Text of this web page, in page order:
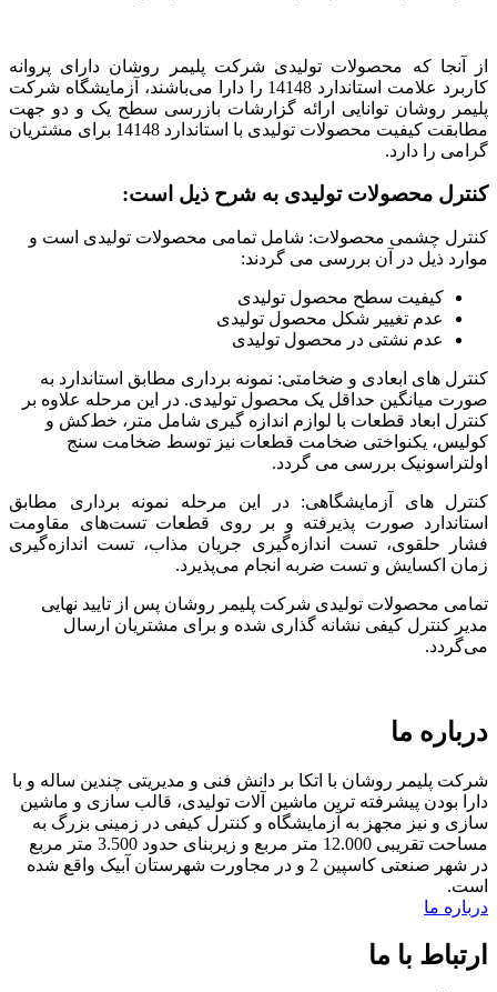
از آنجا که محصولات تولیدی شرکت پلیمر روشان دارای پروانه
کاربرد علامت استاندارد 14148 را دارا می‌باشند، آزمایشگاه شرکت
پلیمر روشان توانایی ارائه گزارشات بازرسی سطح یک و دو جهت
مطابقت کیفیت محصولات تولیدی با استاندارد 14148 برای مشتریان
گرامی را دارد.
کنترل محصولات تولیدی به شرح ذیل است:
کنترل چشمی محصولات: شامل تمامی محصولات تولیدی است و
موارد ذیل در آن بررسی می گردند:
کیفیت سطح محصول تولیدی
عدم تغییر شکل محصول تولیدی
عدم نشتی در محصول تولیدی
کنترل های ابعادی و ضخامتی: نمونه برداری مطابق استاندارد به
صورت میانگین حداقل یک محصول تولیدی. در این مرحله علاوه بر
کنترل ابعاد قطعات با لوازم اندازه گیری شامل متر، خط‌کش و
کولیس، یکنواختی ضخامت قطعات نیز توسط ضخامت سنج
اولتراسونیک بررسی می گردد.
کنترل های آزمایشگاهی: در این مرحله نمونه برداری مطابق
استاندارد صورت پذیرفته و بر روی قطعات تست‌های مقاومت
فشار حلقوی، تست اندازه‌گیری جریان مذاب، تست اندازه‌گیری
زمان اکسایش و تست ضربه انجام می‌پذیرد.
تمامی محصولات تولیدی شرکت پلیمر روشان پس از تایید نهایی
مدیر کنترل کیفی نشانه گذاری شده و برای مشتریان ارسال
می‌گردد.
درباره ما
شرکت پلیمر روشان با اتکا بر دانش فنی و مدیریتی چندین ساله و با
دارا بودن پیشرفته ترین ماشین آلات تولیدی، قالب سازی و ماشین
سازی و نیز مجهز به آزمایشگاه و کنترل کیفی در زمینی بزرگ به
مساحت تقریبی 12.000 متر مربع و زیربنای حدود 3.500 متر مربع
در شهر صنعتی کاسپین 2 و در مجاورت شهرستان آبیک واقع شده
است.
درباره ما
ارتباط با ما